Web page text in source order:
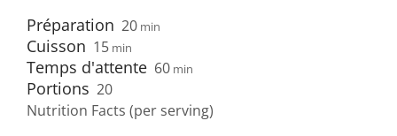
Préparation 20 min
Cuisson 15 min
Temps d'attente 60 min
Portions 20
Nutrition Facts (per serving)